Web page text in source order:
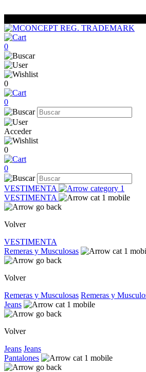
0
0
0
Acceder
0
0
VESTIMENTA
VESTIMENTA
Volver
VESTIMENTA
Remeras y Musculosas
Volver
Remeras y Musculosas Remeras y
Jeans
Volver
Jeans Jeans
Pantalones